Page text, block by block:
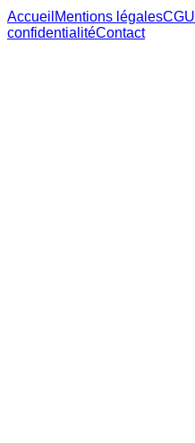
Accueil Mentions légalesCGU
confidentialitéContact